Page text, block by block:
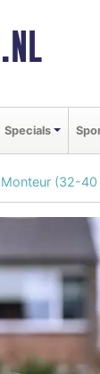
Specials
(32-40